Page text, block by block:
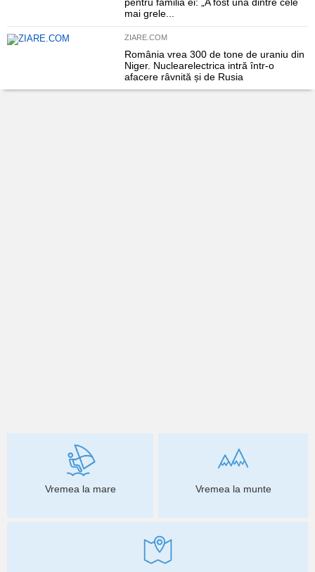
mai grele...
ZIARE.COM
România vrea 300 de tone de uraniu din
Niger. Nuclearelectrica intră într-o
afacere râvnită și de Rusia
Vremea la mare Vremea la munte